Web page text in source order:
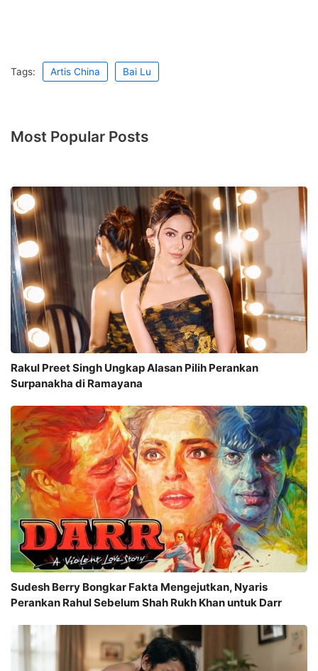
Tags: Artis China Bai Lu
Most Popular Posts
Rakul Preet Singh Ungkap Alasan Pilih Perankan
Surpanakha di Ramayana
Sudesh Berry Bongkar Fakta Mengejutkan, Nyaris
Perankan Rahul Sebelum Shah Rukh Khan untuk Darr